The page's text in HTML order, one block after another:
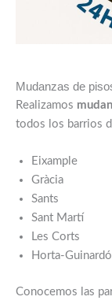
Mudanzas de
Realizamos
todos los barrios
Eixample
Gràcia
Sants
Sant Martí
Les Corts
Horta-Guinardó
Conocemos las